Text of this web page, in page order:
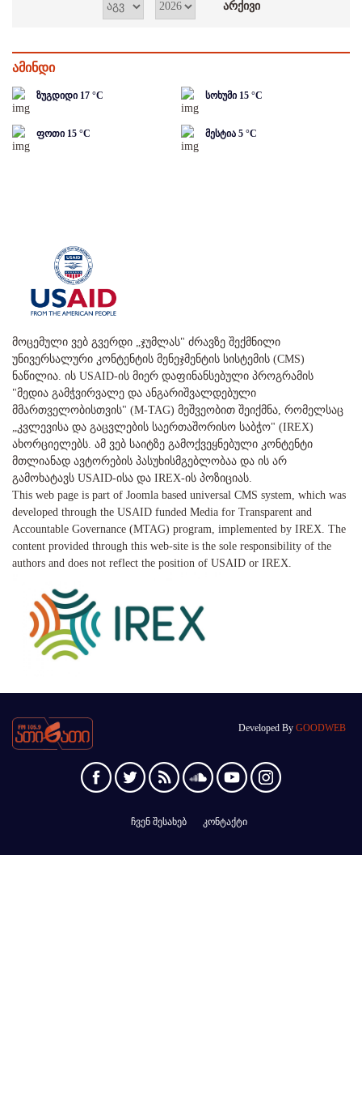
ამინდი
ზუგდიდი 17 °C სოხუმი 15 °C
ფოთი 15 °C მესტია 5 °C
მოცემული ვებ გვერდი „ჯუმლას" ძრავზე შექმნილი
უნივერსალური კონტენტის მენეჯმენტის სისტემის (CMS)
ნაწილია. ის USAID-ის მიერ დაფინანსებული პროგრამის
"მედია გამჭვირვალე და ანგარიშვალდებული
მმართველობისთვის" (M-TAG) მეშვეობით შეიქმნა, რომელსაც
„კვლევისა და გაცვლების საერთაშორისო საბჭო" (IREX)
ახორციელებს. ამ ვებ საიტზე გამოქვეყნებული კონტენტი
მთლიანად ავტორების პასუხისმგებლობაა და ის არ
გამოხატავს USAID-ისა და IREX-ის პოზიციას.
This web page is part of Joomla based universal CMS system, which was
developed through the USAID funded Media for Transparent and
Accountable Governance (MTAG) program, implemented by IREX. The
content provided through this web-site is the sole responsibility of the
authors and does not reflect the position of USAID or IREX.
Developed By GOODWEB
ჩვენ შესახებ კონტაქტი